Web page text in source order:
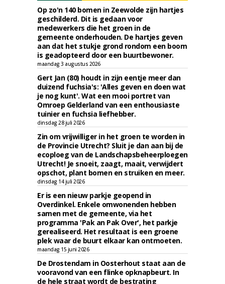
Op zo'n 140 bomen in Zeewolde zijn hartjes
geschilderd. Dit is gedaan voor
medewerkers die het groen in de
gemeente onderhouden. De hartjes geven
aan dat het stukje grond rondom een boom
is geadopteerd door een buurtbewoner.
maandag 3 augustus 2026
Gert Jan (80) houdt in zijn eentje meer dan
duizend fuchsia's: 'Alles geven en doen wat
je nog kunt'. Wat een mooi portret van
Omroep Gelderland van een enthousiaste
tuinier en fuchsia liefhebber.
dinsdag 28 juli 2026
Zin om vrijwilliger in het groen te worden in
de Provincie Utrecht? Sluit je dan aan bij de
ecoploeg van de Landschapsbeheerploegen
Utrecht! Je snoeit, zaagt, maait, verwijdert
opschot, plant bomen en struiken en meer.
dinsdag 14 juli 2026
Er is een nieuw parkje geopend in
Overdinkel. Enkele omwonenden hebben
samen met de gemeente, via het
programma 'Pak an Pak Over', het parkje
gerealiseerd. Het resultaat is een groene
plek waar de buurt elkaar kan ontmoeten.
maandag 15 juni 2026
De Drostendam in Oosterhout staat aan de
vooravond van een flinke opknapbeurt. In
de hele straat wordt de bestrating